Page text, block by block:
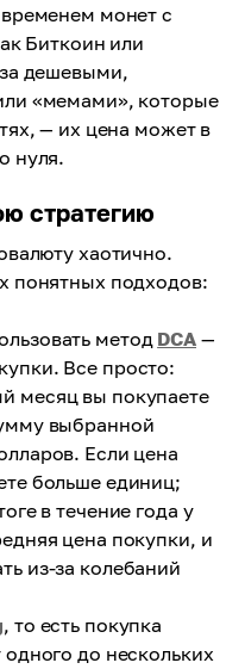
монет с
Биткоин или
дешевыми,
«мемами», которые
— их цена может в
нуля.
стратегию
хаотично.
понятных подходов:
метод DCA—
Все просто:
месяц вы покупаете
выбранной
Если цена
больше единиц;
в течение года у
цена покупки, и
из-за колебаний
, то есть покупка
до нескольких